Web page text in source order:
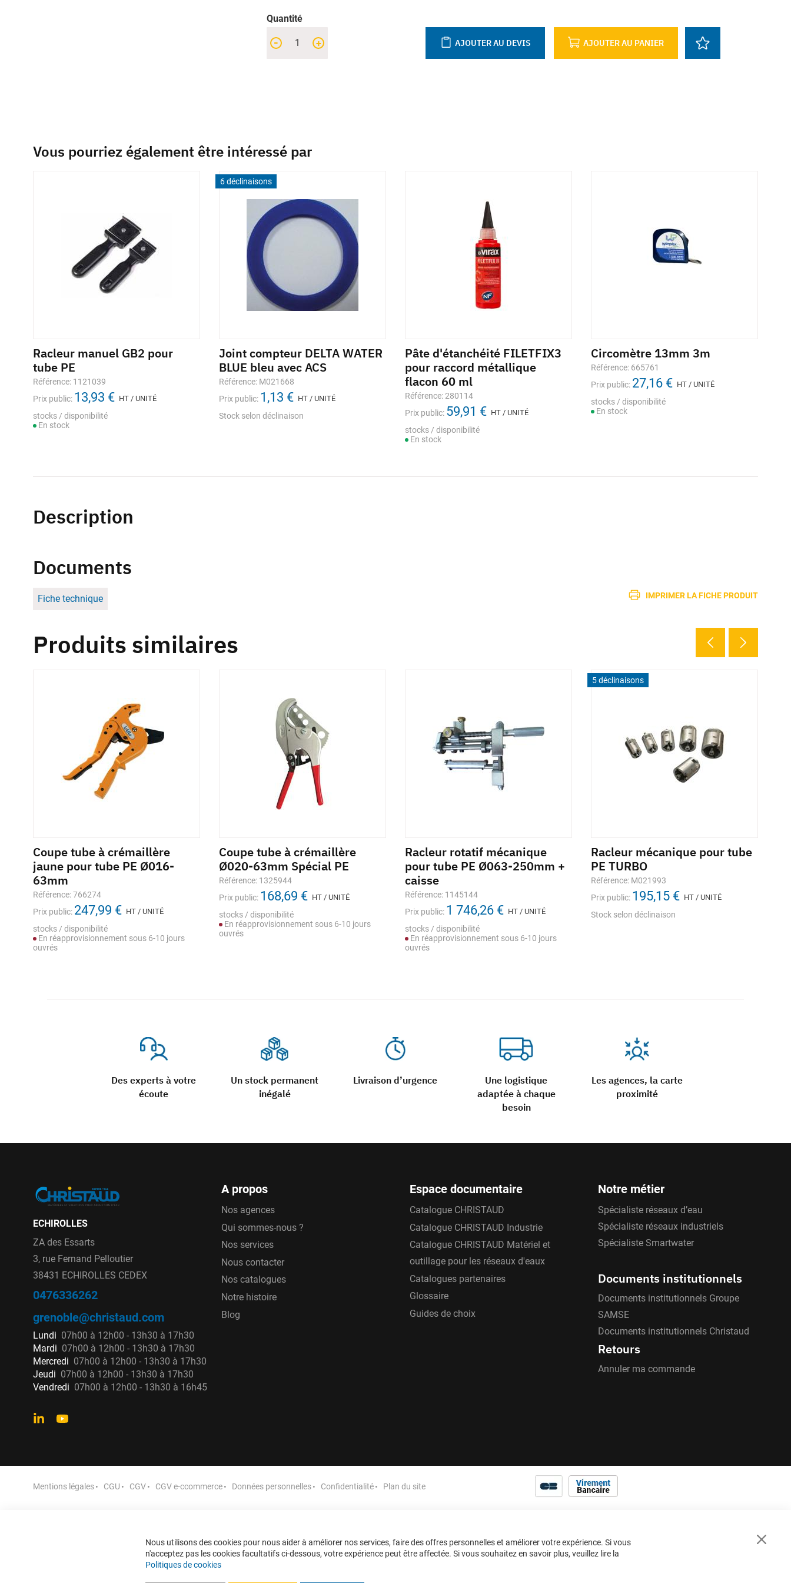
Quantité
+
- AJOUTER AU PANIER
AJOUTER AU DEVIS
Vous pourriez également être intéressé par
Racleur manuel GB2 pour
tube PE
Référence: 1121039
Prix public: 13,93 € HT / UNITÉ
stocks / disponibilité
En stock
6 déclinaisons
Joint compteur DELTA WATER
BLUE bleu avec ACS
Référence: M021668
Prix public: 1,13 € HT / UNITÉ
Stock selon déclinaison
Pâte d'étanchéité FILETFIX3
pour raccord métallique
flacon 60 ml
Référence: 280114
Prix public: 59,91 € HT / UNITÉ
stocks / disponibilité
En stock
Circomètre 13mm 3m
Référence: 665761
Prix public: 27,16 € HT / UNITÉ
stocks / disponibilité
En stock
Description
Documents
Fiche technique IMPRIMER LA FICHE PRODUIT
Des experts à votre
écoute
Un stock permanent
inégalé
Livraison d’urgence
Une logistique
adaptée à chaque
besoin
Les agences, la carte
proximité
Produits similaires
Coupe tube à crémaillère
jaune pour tube PE Ø016-
63mm
Référence: 766274
Prix public: 247,99 € HT / UNITÉ
stocks / disponibilité
En réapprovisionnement sous 6-10 jours
ouvrés
Coupe tube à crémaillère
Ø020-63mm Spécial PE
Référence: 1325944
Prix public: 168,69 € HT / UNITÉ
stocks / disponibilité
En réapprovisionnement sous 6-10 jours
ouvrés
Racleur rotatif mécanique
pour tube PE Ø063-250mm +
caisse
Référence: 1145144
Prix public: 1 746,26 € HT / UNITÉ
stocks / disponibilité
En réapprovisionnement sous 6-10 jours
ouvrés
5 déclinaisons
Racleur mécanique pour tube
PE TURBO
Référence: M021993
Prix public: 195,15 € HT / UNITÉ
Stock selon déclinaison
ECHIROLLES
ZA des Essarts
3, rue Fernand Pelloutier
38431 ECHIROLLES CEDEX
0476336262
grenoble@christaud.com
Lundi 07h00 à 12h00 - 13h30 à 17h30
Mardi 07h00 à 12h00 - 13h30 à 17h30
Mercredi 07h00 à 12h00 - 13h30 à 17h30
Jeudi 07h00 à 12h00 - 13h30 à 17h30
Vendredi 07h00 à 12h00 - 13h30 à 16h45
A propos
Nos agences
Qui sommes-nous ?
Nos services
Nous contacter
Nos catalogues
Notre histoire
Blog
Espace documentaire
Catalogue CHRISTAUD
Catalogue CHRISTAUD Industrie
Catalogue CHRISTAUD Matériel et
outillage pour les réseaux d'eaux
Catalogues partenaires
Glossaire
Guides de choix
Notre métier
Spécialiste réseaux d’eau
Spécialiste réseaux industriels
Spécialiste Smartwater
Documents institutionnels
Documents institutionnels Groupe
SAMSE
Documents institutionnels Christaud
Retours
Annuler ma commande
Mentions légales CGU CGV CGV e-ccommerce Données personnelles Confidentialité Plan du site
Close
Nous utilisons des cookies pour nous aider à améliorer nos services, faire des offres personnelles et améliorer votre expérience. Si vous
n'acceptez pas les cookies facultatifs ci-dessous, votre expérience peut être affectée. Si vous souhaitez en savoir plus, veuillez lire la
Politiques de cookies